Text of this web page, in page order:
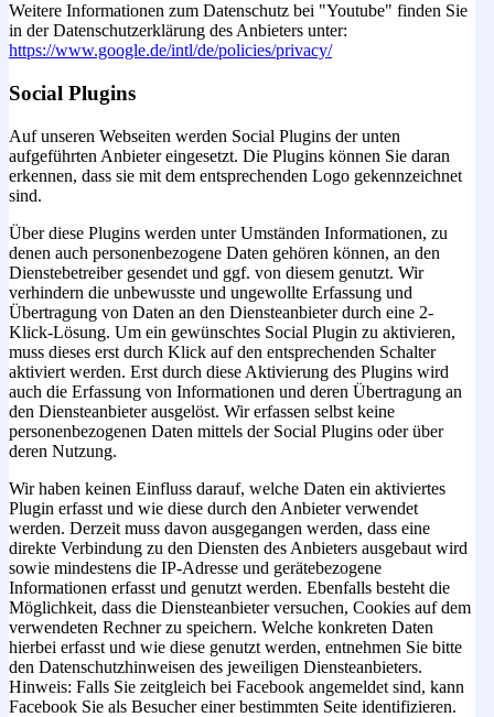
Weitere Informationen zum Datenschutz bei "Youtube" finden Sie
in der Datenschutzerklärung des Anbieters unter:
https://www.google.de/intl/de/policies/privacy/
Social Plugins
Auf unseren Webseiten werden Social Plugins der unten
aufgeführten Anbieter eingesetzt. Die Plugins können Sie daran
erkennen, dass sie mit dem entsprechenden Logo gekennzeichnet
sind.
Über diese Plugins werden unter Umständen Informationen, zu
denen auch personenbezogene Daten gehören können, an den
Dienstebetreiber gesendet und ggf. von diesem genutzt. Wir
verhindern die unbewusste und ungewollte Erfassung und
Übertragung von Daten an den Diensteanbieter durch eine 2-
Klick-Lösung. Um ein gewünschtes Social Plugin zu aktivieren,
muss dieses erst durch Klick auf den entsprechenden Schalter
aktiviert werden. Erst durch diese Aktivierung des Plugins wird
auch die Erfassung von Informationen und deren Übertragung an
den Diensteanbieter ausgelöst. Wir erfassen selbst keine
personenbezogenen Daten mittels der Social Plugins oder über
deren Nutzung.
Wir haben keinen Einfluss darauf, welche Daten ein aktiviertes
Plugin erfasst und wie diese durch den Anbieter verwendet
werden. Derzeit muss davon ausgegangen werden, dass eine
direkte Verbindung zu den Diensten des Anbieters ausgebaut wird
sowie mindestens die IP-Adresse und gerätebezogene
Informationen erfasst und genutzt werden. Ebenfalls besteht die
Möglichkeit, dass die Diensteanbieter versuchen, Cookies auf dem
verwendeten Rechner zu speichern. Welche konkreten Daten
hierbei erfasst und wie diese genutzt werden, entnehmen Sie bitte
den Datenschutzhinweisen des jeweiligen Diensteanbieters.
Hinweis: Falls Sie zeitgleich bei Facebook angemeldet sind, kann
Facebook Sie als Besucher einer bestimmten Seite identifizieren.